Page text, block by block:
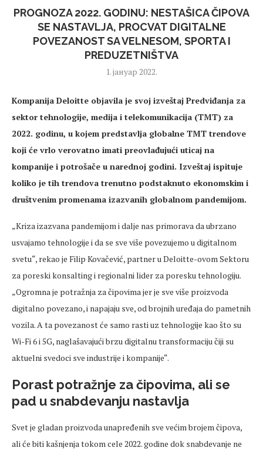
PROGNOZA 2022. GODINU: NESTAŠICA ČIPOVA
SE NASTAVLJA, PROCVAT DIGITALNE
POVEZANOST SA VELNESOM, SPORTA I
PREDUZETNIŠTVA
1. јануар 2022.
Kompanija Deloitte objavila je svoj izveštaj Predviđanja za
sektor tehnologije, medija i telekomunikacija (TMT) za
2022. godinu, u kojem predstavlja globalne TMT trendove
koji će vrlo verovatno imati preovlađujući uticaj na
kompanije i potrošače u narednoj godini. Izveštaj ispituje
koliko je tih trendova trenutno podstaknuto ekonomskim i
društvenim promenama izazvanih globalnom pandemijom.
„Kriza izazvana pandemijom i dalje nas primorava da ubrzano
usvajamo tehnologije i da se sve više povezujemo u digitalnom
svetu“, rekao je Filip Kovačević, partner u Deloitte-ovom Sektoru
za poreski konsalting i regionalni lider za poresku tehnologiju.
„Ogromna je potražnja za čipovima jer je sve više proizvoda
digitalno povezano, i napajaju sve, od brojnih uređaja do pametnih
vozila. A ta povezanost će samo rasti uz tehnologije kao što su
Wi-Fi 6 i 5G, naglašavajući brzu digitalnu transformaciju čiji su
aktuelni svedoci sve industrije i kompanije“.
Porast potražnje za čipovima, ali se
pad u snabdevanju nastavlja
Svet je gladan proizvoda unapređenih sve većim brojem čipova,
ali će biti kašnjenja tokom cele 2022. godine dok snabdevanje ne